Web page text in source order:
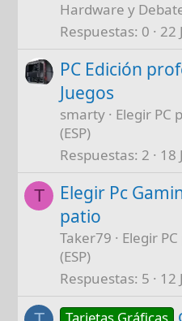
Hardware y
Respuestas 0 22
PC Edición
Juegos
smarty
Elegir PC
(ESP)
Respuestas 2 18
T
Elegir Pc
patio
Taker79
Elegir
(ESP)
Respuestas 5 12